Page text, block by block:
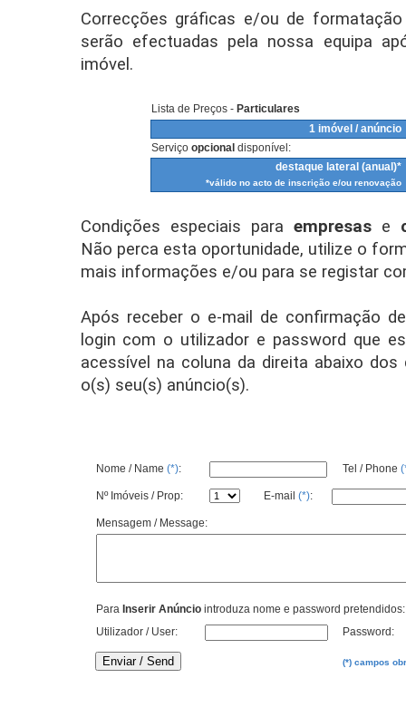
Correcções gráficas e/ou de
serão efectuadas pela nossa equipa
imóvel.
Lista de Preços - Particulares
1 imóvel / anúncio
Serviço opcional disponível:
destaque lateral (anual)*
*válido no acto de inscrição e/ou renovação
Condições especiais para empresas e
Não perca esta oportunidade, utilize o
mais informações e/ou para se registar
Após receber o e-mail de confirmação
login com o utilizador e password que
acessível na coluna da direita abaixo
o(s) seu(s) anúncio(s).